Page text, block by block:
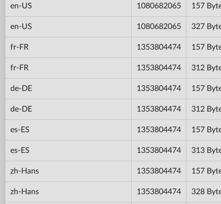
en-US 1080682065 157
en-US 1080682065 327
fr-FR 1353804474 157
fr-FR 1353804474 312
de-DE 1353804474 157
de-DE 1353804474 312
es-ES 1353804474 157
es-ES 1353804474 313
zh-Hans 1353804474 157
zh-Hans 1353804474 328